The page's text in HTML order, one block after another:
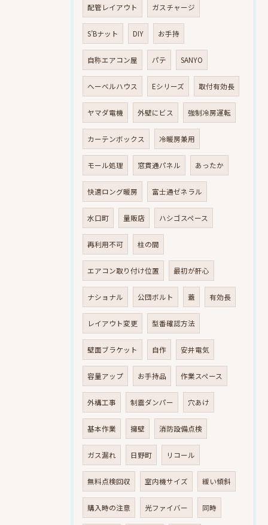
配管レイアウト ガスチャージ
S’Bナット DIY お手持
自称エアコン屋 パテ SANYO
へーベルハウス Eシリーズ 取付有効長
ヤマダ電機 外壁にビス 強制冷房運転
カーテンボックス 冷暖房兼用
モール処理 窓貫通パネル あったか
快適ロング暖房 富士通ゼネラル
水口町 量販店 ハシゴスペース
再利用不可 柱の間
エアコン取り付け位置 最初が肝心
ナショナル 公団ボルト 蓋 有効長
レイアウト変更 型番確認方法
壁面ブラケット 自作 安井電気
容量アップ お手持品 作業スペース
外構工事 制震ダンパー 穴あけ
基本作業 擁壁 消防設備点検
ガス漏れ 日野町 リコール
無料点検回収 室内機サイズ 緩い傾斜
購入時の注意 光ファイバー 同時